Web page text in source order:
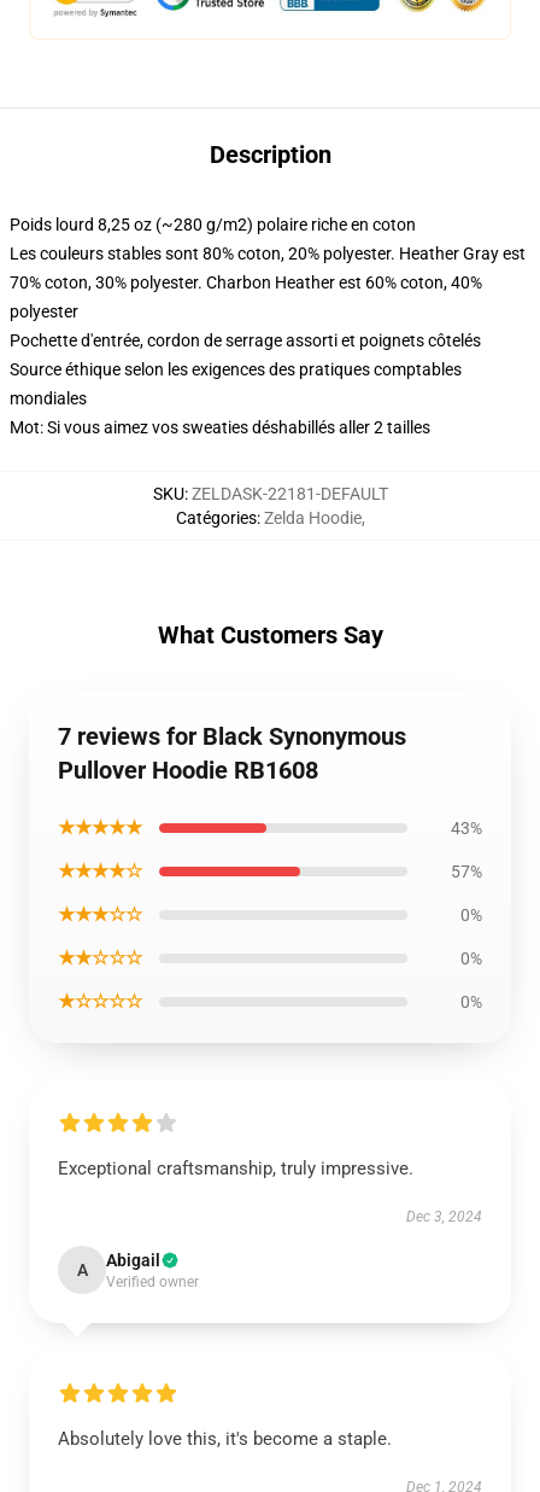
Description
Poids lourd 8,25 oz (~280 g/m2) polaire riche en coton
Les couleurs stables sont 80% coton, 20% polyester. Heather Gray est
70% coton, 30% polyester. Charbon Heather est 60% coton, 40%
polyester
Pochette d'entrée, cordon de serrage assorti et poignets côtelés
Source éthique selon les exigences des pratiques comptables
mondiales
Mot: Si vous aimez vos sweaties déshabillés aller 2 tailles
SKU:ZELDASK-22181-DEFAULT
Catégories:Zelda Hoodie,
What Customers Say
7 reviews for Black Synonymous
Pullover Hoodie RB1608
★★★★★ 43%
★★★★☆ 57%
★★★☆☆ 0%
★★☆☆☆ 0%
★☆☆☆☆ 0%
Exceptional craftsmanship, truly impressive.
Dec 3, 2024
A Abigail
Verified owner
Absolutely love this, it's become a staple.
Dec 1, 2024